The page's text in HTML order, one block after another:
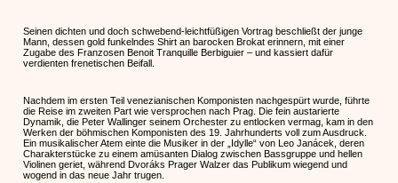
Seinen dichten und doch schwebend-leichtfüßigen Vortrag beschließt der junge
Mann, dessen gold funkelndes Shirt an barocken Brokat erinnern, mit einer
Zugabe des Franzosen Benoit Tranquille Berbiguier – und kassiert dafür
verdienten frenetischen Beifall.
Nachdem im ersten Teil venezianischen Komponisten nachgespürt wurde, führte
die Reise im zweiten Part wie versprochen nach Prag. Die fein austarierte
Dynamik, die Peter Wallinger seinem Orchester zu entlocken vermag, kam in den
Werken der böhmischen Komponisten des 19. Jahrhunderts voll zum Ausdruck.
Ein musikalischer Atem einte die Musiker in der „Idylle“ von Leo Janácek, deren
Charakterstücke zu einem amüsanten Dialog zwischen Bassgruppe und hellen
Violinen geriet, während Dvoráks Prager Walzer das Publikum wiegend und
wogend in das neue Jahr trugen.